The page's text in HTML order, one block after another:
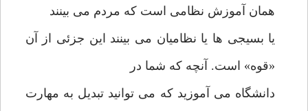
همان آموزش نظامی است که مردم می بینند
یا بسیجی ها یا نظامیان می بینند این جزئی از آن
«قوه» است. آنچه که شما در
دانشگاه می آموزید که می توانید تبدیل به مهارت